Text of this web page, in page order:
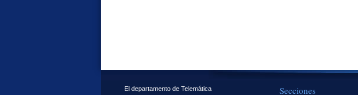
El departamento de Telemática
Secciones